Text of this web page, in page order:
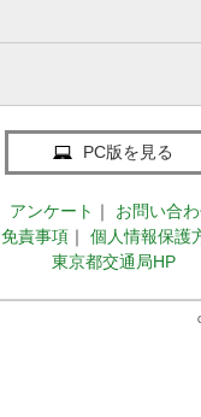
PC版を見る
アンケート ｜
お問い合
免責事項 ｜
個人情報保護
東京都交通局HP